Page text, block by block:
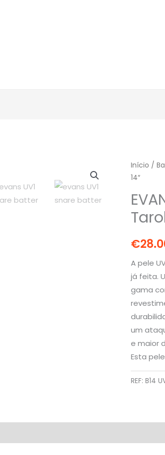
Início /
14″
€
A pele
já feita.
gama
um
e maior
Esta
REF: B14